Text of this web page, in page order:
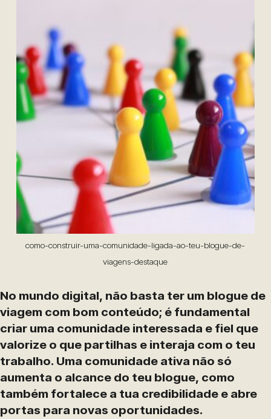
como-construir-uma-comunidade-ligada-ao-teu-blogue-de-
viagens-destaque
No mundo digital, não basta ter um blogue de
viagem com bom conteúdo; é fundamental
criar uma comunidade interessada e fiel que
valorize o que partilhas e interaja com o teu
trabalho. Uma comunidade ativa não só
aumenta o alcance do teu blogue, como
também fortalece a tua credibilidade e abre
portas para novas oportunidades.